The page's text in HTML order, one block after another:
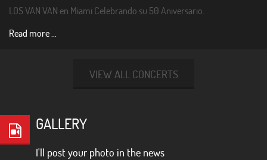
LOS VAN VAN en Miami Celebrando su 50 Aniversario.
Read more ...
VIEW ALL CONCERTS
GALLERY
I'll post your photo in the news